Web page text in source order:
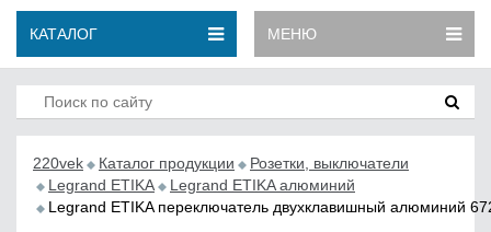
КАТАЛОГ МЕНЮ
220vek Каталог продукции
Розетки, выключатели
Legrand ETIKA
Legrand ETIKA алюминий
Legrand ETIKA переключатель двухклавишный алюминий